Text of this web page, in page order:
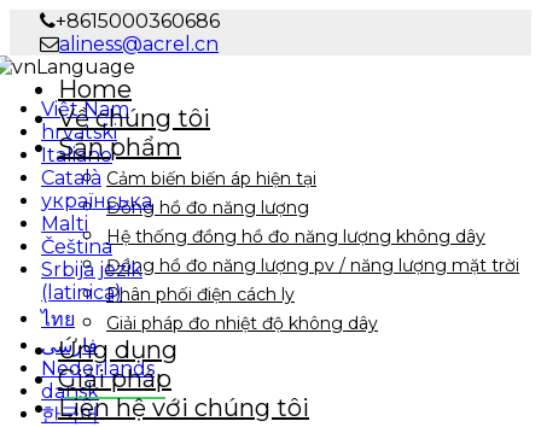
+8615000360686
aliness@acrel.cn
Language
Việt Nam
hrvatski
Italiano
Català
українська
Malti
Čeština
Srbija jezik
(latinica)
ไทย
فارسی
Nederlands
dansk
한국어
Home
Về chúng tôi
Sản phẩm
Cảm biến biến áp hiện tại
Đồng hồ đo năng lượng
Hệ thống đồng hồ đo năng lượng không dây
Đồng hồ đo năng lượng pv / năng lượng mặt trời
Phân phối điện cách ly
Giải pháp đo nhiệt độ không dây
Ứng dụng
Giải pháp
Liên hệ với chúng tôi